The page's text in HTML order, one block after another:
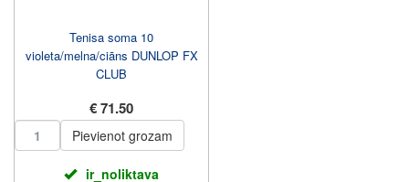
Tenisa soma 10
violeta/melna/ciāns DUNLOP FX
CLUB
€ 71.50
Pievienot grozam
ir_noliktava